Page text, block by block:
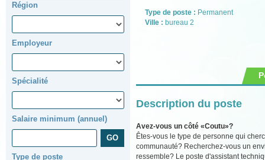
Région
Employeur
Spécialité
Salaire minimum (annuel)
Type de poste
Type de poste : Permanent
Ville : bureau 2
Description du poste
Avez-vous un côté «Coutu»?
Êtes-vous le type de personne qui
communauté? Recherchez-vous un
ressemble? Le poste d'assistant